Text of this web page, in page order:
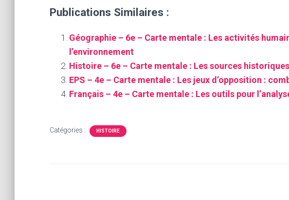
Publications Similaires :
Géographie – 6e – Carte mentale : Les activités
l’environnement
Histoire – 6e – Carte mentale : Les sources
EPS – 4e – Carte mentale : Les jeux d’opposition :
Français – 4e – Carte mentale : Les outils pour
Catégories : HISTOIRE